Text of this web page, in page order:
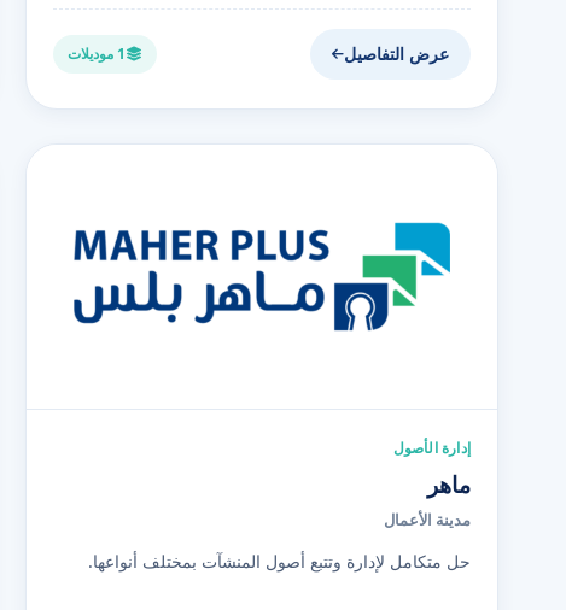
عرض التفاصيل 1 موديلات
إدارة الأصول
ماهر
مدينة الأعمال
حل متكامل لإدارة وتتبع أصول المنشآت بمختلف أنواعها.